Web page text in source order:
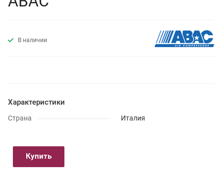
В наличии
Характеристики
Страна Италия
Купить